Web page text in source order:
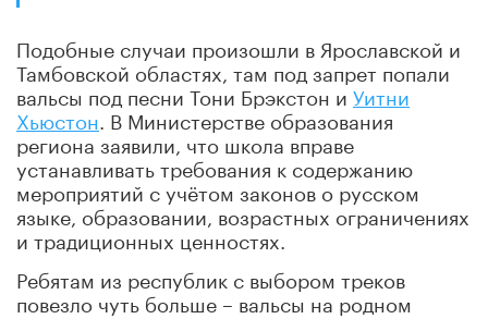
Подобные случаи произошли в Ярославской и
Тамбовской областях, там под запрет попали
вальсы под песни Тони Брэкстон иУитни
Хьюстон . В Министерстве образования
региона заявили, что школа вправе
устанавливать требования к содержанию
мероприятий с учётом законов о русском
языке, образовании, возрастных ограничениях
и традиционных ценностях.
Ребятам из республик с выбором треков
повезло чуть больше – вальсы на родном